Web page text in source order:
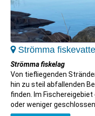
Strömma
Strömma fiskelag
Von tiefliegenden
hin zu steil abfallenden
finden. Im
oder weniger